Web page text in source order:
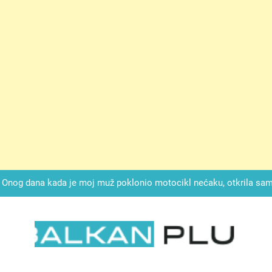
Onog dana kada je moj muž poklonio motocikl nećaku, otkrila
SAM ČAŠU: BIO JE SIN ŽENE ZA KOJU SU
mi je svekrva čupala infuziju i šaptala da umrem kako bi se
nije znala da je ispod zavoja ostao gumb koji je snimao svaku